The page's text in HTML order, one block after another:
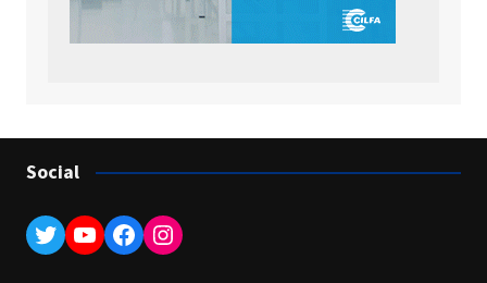
Social
Twitter
YouTube
Facebook
Instagram